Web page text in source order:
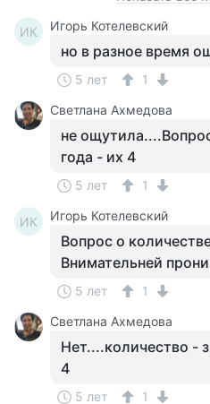
ИК Игорь Котелевский
но в разное время
5 лет
1
Светлана Ахмедова
не
года - их 4
5 лет 1
ИК Игорь Котелевский
Вопрос о
Внимательней
5 лет
1
Светлана Ахмедова
Нет....количество -
4
5 лет 1